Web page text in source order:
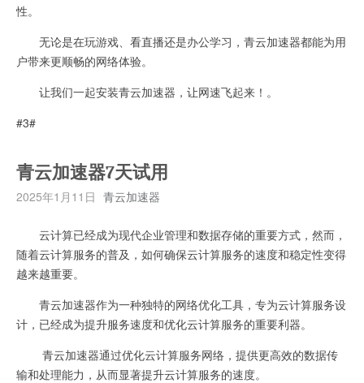
性。
无论是在玩游戏、看直播还是办公学习，青云加速器都能为用
户带来更顺畅的网络体验。
让我们一起安装青云加速器，让网速飞起来！。
#3#
青云加速器7天试用
2025年1月11日 青云加速器
云计算已经成为现代企业管理和数据存储的重要方式，然而，
随着云计算服务的普及，如何确保云计算服务的速度和稳定性变得
越来越重要。
青云加速器作为一种独特的网络优化工具，专为云计算服务设
计，已经成为提升服务速度和优化云计算服务的重要利器。
青云加速器通过优化云计算服务网络，提供更高效的数据传
输和处理能力，从而显著提升云计算服务的速度。